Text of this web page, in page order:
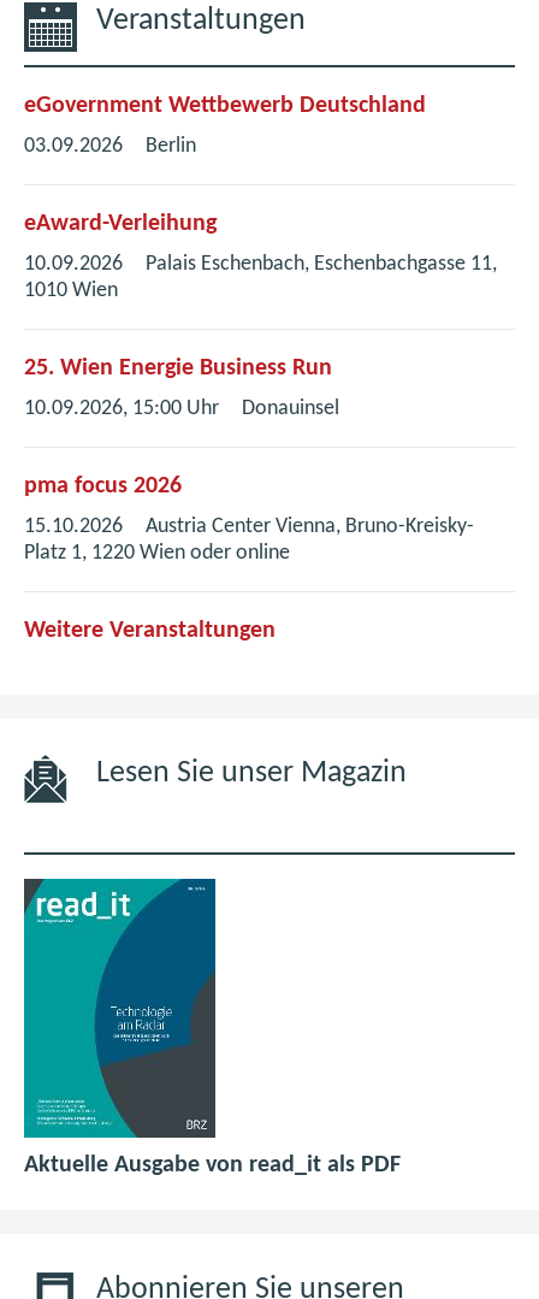
Veranstaltungen
eGovernment Wettbewerb Deutschland
03.09.2026 Berlin
eAward-Verleihung
10.09.2026
Palais Eschenbach, Eschenbachgasse 11,
1010 Wien
25. Wien Energie Business Run
10.09.2026, 15:00 Uhr Donauinsel
pma focus 2026
15.10.2026
Austria Center Vienna, Bruno-Kreisky-
Platz 1, 1220 Wien oder online
Weitere Veranstaltungen
Lesen Sie unser Magazin
Aktuelle Ausgabe von read_it als PDFp
,
(
n
Abonnieren Sie unseren